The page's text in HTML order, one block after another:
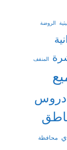
الروضة
المنقف
دروس
محافظة